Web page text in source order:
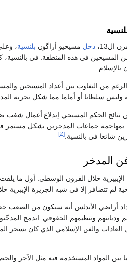
ال13، دخل مسيحيو أراگون بلنسية،
المسيحين في هذه المنطقة. في بالنسية،
بالإسلام.
من التفاوت بين أعداد المسيحين
وليس سلطانا أو أماما مما شكل تجربة
نتائج الحكم المسيحي إندلاع أعمال شغب
بمهاجمة جماعات المدجرين بشكل مستمر
شائعا في بالنسية. [2]
المدخر
خلال القرون الوسطى. أول ما
لم تتضافر إلا في شبه الجزيرة الإيبرية
أراضي الأندلس أنه سيكون من الصعب
وديانتهم وتنظيمهم الحقوقي. اندمج
العادات والفن الإسلامي الذي كان يسحر
المواد المستخدمة فيه مثل الآجر